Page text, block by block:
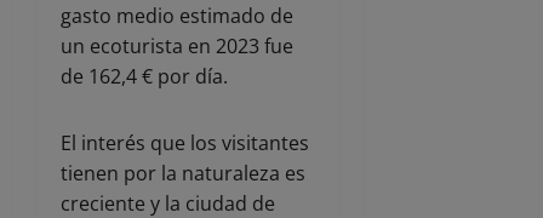
gasto medio estimado de
un ecoturista en 2023 fue
de 162,4 € por día.
El interés que los visitantes
tienen por la naturaleza es
creciente y la ciudad de